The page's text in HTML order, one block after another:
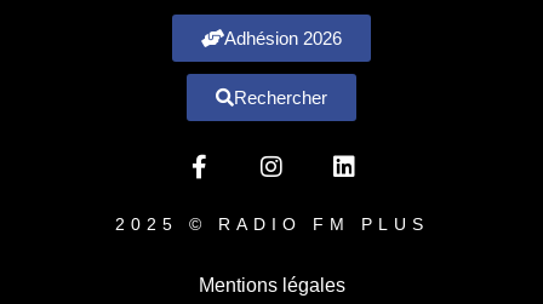
Adhésion 2026
Rechercher
2025 © RADIO FM PLUS
Mentions légales